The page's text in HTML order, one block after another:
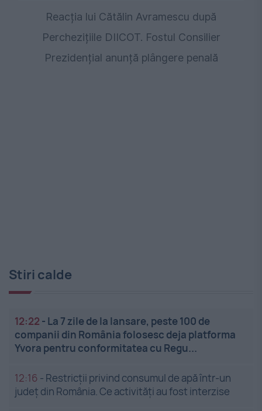
Reacția lui Cătălin Avramescu după
Perchezițiile DIICOT. Fostul Consilier
Prezidențial anunță plângere penală
Stiri calde
12:22 - La 7 zile de la lansare, peste 100 de
companii din România folosesc deja platforma
Yvora pentru conformitatea cu Regu...
12:16 - Restricții privind consumul de apă într-un
județ din România. Ce activități au fost interzise